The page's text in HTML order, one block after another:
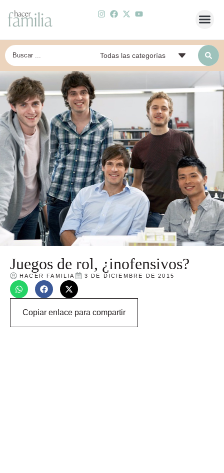
Juegos de rol, ¿inofensivos?
HACER FAMILIA 3 DE DICIEMBRE DE 2015
Copiar enlace para compartir